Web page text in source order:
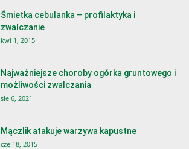
Śmietka cebulanka – profilaktyka i
zwalczanie
kwi 1, 2015
Najważniejsze choroby ogórka gruntowego i
możliwości zwalczania
sie 6, 2021
Mączlik atakuje warzywa kapustne
cze 18, 2015